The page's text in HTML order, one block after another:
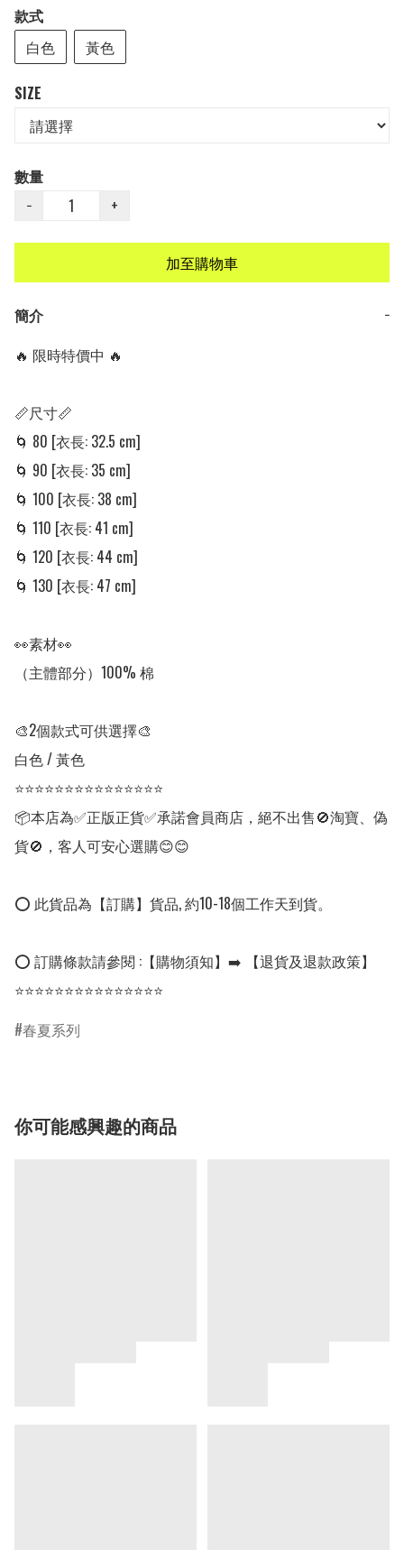
款式
白色
黃色
SIZE
數量
−
+
加至購物車
簡介
−
🔥 限時特價中 🔥
📏尺寸📏
🌀 80 [衣長: 32.5 cm]
🌀 90 [衣長: 35 cm]
🌀 100 [衣長: 38 cm]
🌀 110 [衣長: 41 cm]
🌀 120 [衣長: 44 cm]
🌀 130 [衣長: 47 cm]
👀素材👀
（主體部分）100% 棉
🎨2個款式可供選擇🎨
白色 / 黃色
⭐⭐⭐⭐⭐⭐⭐⭐⭐⭐⭐⭐⭐⭐⭐
📦本店為✅正版正貨✅承諾會員商店，絕不出售🚫淘寶、偽
貨🚫，客人可安心選購😊😊
⭕ 此貨品為【訂購】貨品, 約10-18個工作天到貨。
⭕ 訂購條款請參閱 :【購物須知】➡️ 【退貨及退款政策】
⭐⭐⭐⭐⭐⭐⭐⭐⭐⭐⭐⭐⭐⭐⭐
春夏系列
你可能感興趣的商品